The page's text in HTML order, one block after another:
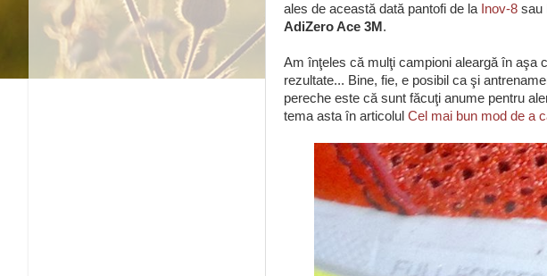
ales de această dată pantofi de la Inov-8 sau
AdiZero Ace 3M .
Am înţeles că mulţi campioni aleargă în aşa
rezultate... Bine, fie, e posibil ca şi
pereche este că sunt făcuţi anume pentru
tema asta în articolul Cel mai bun mod de a